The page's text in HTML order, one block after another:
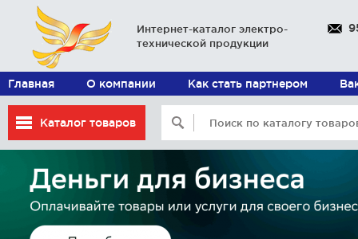
Интернет-каталог электро-
технической продукции
Главная О компании Как стать партнером
Каталог товаров